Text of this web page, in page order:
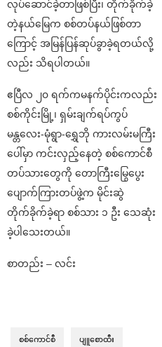
လုပ်ဆောင်ခဲ့တာဖြစ်ပြီး၊ တိုက်ခိုက်ခဲ့
တဲ့နယ်မြေက စစ်တပ်နယ်ဖြစ်တာ
ကြောင့် အမြန်ပြန်ဆုပ်ခွာခဲ့ရတယ်လို့
လည်း သိရပါတယ်။
ဧပြီလ ၂၀ ရက်ကမနက်ပိုင်းကလည်း
စစ်ကိုင်းမြို့၊ ရှမ်းချက်ရပ်ကွပ်
မန္တလေး-မုံရွာ-‌ရွှေဘို ကားလမ်းမကြီး
ပေါ်မှာ ကင်းလှည့်နေတဲ့ စစ်ကောင်စီ
တပ်သားတွေကို တောကြီးမြွေပွေး
ပျောက်ကြားတပ်ဖွဲ့က မိုင်းဆွဲ
တိုက်ခိုက်ခဲ့ရာ စစ်သား ၁ ဦး သေဆုံး
ခဲ့ပါသေးတယ်။
စာတည်း – လင်း
စစ်ကောင်စီ ပျူစောထီး